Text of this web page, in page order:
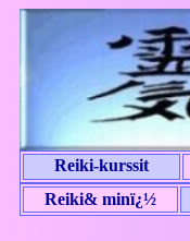
Reiki-kurssit
Reiki& minï¿½